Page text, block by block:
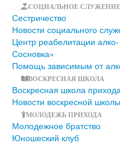
СОЦИАЛЬНОЕ СЛУЖЕНИЕ
Сестричество
Новости социального
Центр реабелитации
Сосновка»
Помощь зависимым от
ВОСКРЕСНАЯ ШКОЛА
Воскресная школа прихода
Новости воскресной школы
МОЛОДЕЖЬ ПРИХОДА
Молодежное братство
Юношеский клуб